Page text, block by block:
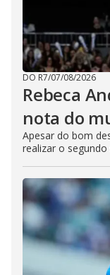
DO R7/07/08/2026
Rebeca
nota do
Apesar do bom
realizar o